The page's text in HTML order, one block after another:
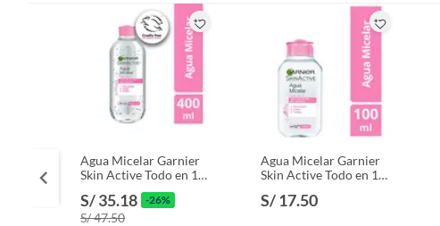
Agua Micelar Garnier
Skin Active Todo en 1
Envase 400 mL
S/ 35.18 -26%
S/ 47.50
Agua Micelar Garnier
Skin Active Todo en 1
S/ 17.50